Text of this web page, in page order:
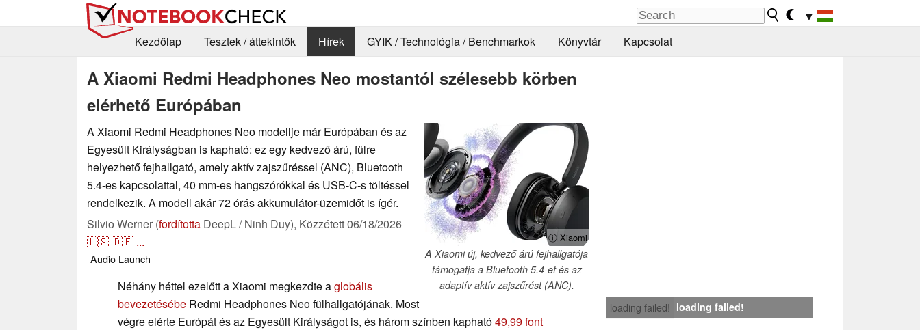
▼
Kezdőlap
Tesztek / áttekintők Hírek GYIK / Technológia / Benchmarkok Könyvtár Kapcsolat
A Xiaomi Redmi Headphones Neo mostantól szélesebb körben
elérhető Európában
ⓘ Xiaomi
A Xiaomi új, kedvező árú fejhallgatója
támogatja a Bluetooth 5.4-et és az
adaptív aktív zajszűrést (ANC).
A Xiaomi Redmi Headphones Neo modellje már Európában és az
Egyesült Királyságban is kapható: ez egy kedvező árú, fülre
helyezhető fejhallgató, amely aktív zajszűréssel (ANC), Bluetooth
5.4-es kapcsolattal, 40 mm-es hangszórókkal és USB-C-s töltéssel
rendelkezik. A modell akár 72 órás akkumulátor-üzemidőt is ígér.
Silvio Werner (fordította DeepL / Ninh Duy), Közzétett06/18/2026
🇺🇸🇩🇪 ...
Audio Launch
loading failed! loading failed!
Néhány héttel ezelőtt a Xiaomi megkezdte aglobális
bevezetésébe Redmi Headphones Neo fülhallgatójának. Most
végre elérte Európát és az Egyesült Királyságot is, és három színben kapható49,99 font